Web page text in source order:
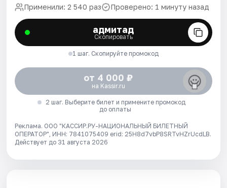
Применили: 2 540 раз Проверено: 1 минуту назад
адмитад
Скопировать
1 шаг. Скопируйте промокод
от 4 000 ₽
на Kassir.ru
2 шаг. Выберите билет и примените промокод
до оплаты
Реклама. ООО "КАССИР.РУ-НАЦИОНАЛЬНЫЙ БИЛЕТНЫЙ
ОПЕРАТОР", ИНН: 7841075409 erid: 25H8d7vbP8SRTvHZrUcdLB.
Действует до 31 августа 2026